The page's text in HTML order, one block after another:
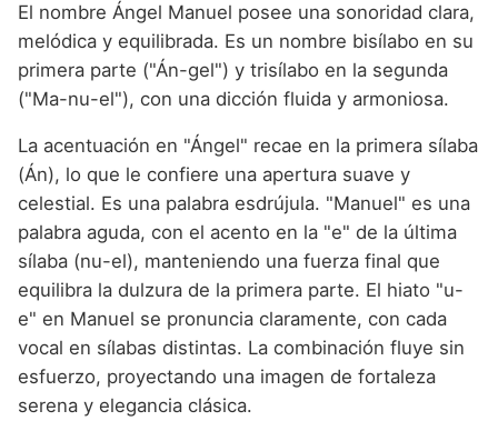
El nombre Ángel Manuel posee una sonoridad clara,
melódica y equilibrada. Es un nombre bisílabo en su
primera parte ("Án-gel") y trisílabo en la segunda
("Ma-nu-el"), con una dicción fluida y armoniosa.
La acentuación en "Ángel" recae en la primera sílaba
(Án), lo que le confiere una apertura suave y
celestial. Es una palabra esdrújula. "Manuel" es una
palabra aguda, con el acento en la "e" de la última
sílaba (nu-el), manteniendo una fuerza final que
equilibra la dulzura de la primera parte. El hiato "u-
e" en Manuel se pronuncia claramente, con cada
vocal en sílabas distintas. La combinación fluye sin
esfuerzo, proyectando una imagen de fortaleza
serena y elegancia clásica.